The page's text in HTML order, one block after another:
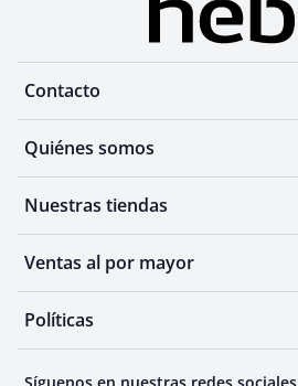
Contacto
Quiénes somos
Nuestras tiendas
Ventas al por mayor
Políticas